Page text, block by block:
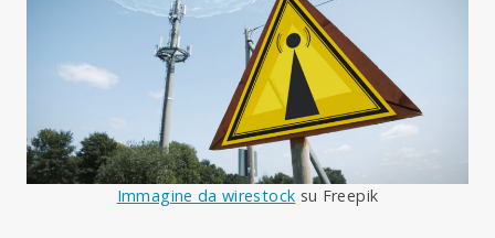
Immagine da wirestock su Freepik